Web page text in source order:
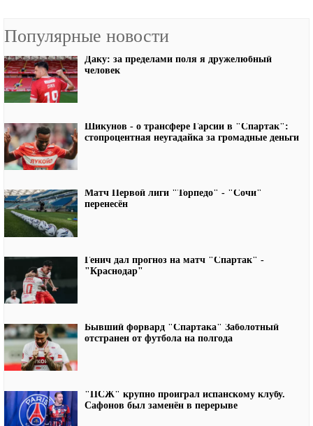
Популярные новости
Даку: за пределами поля я дружелюбный
человек
Шикунов - о трансфере Гарсии в "Спартак":
стопроцентная неугадайка за громадные деньги
Матч Первой лиги "Торпедо" - "Сочи"
перенесён
Генич дал прогноз на матч "Спартак" -
"Краснодар"
Бывший форвард "Спартака" Заболотный
отстранен от футбола на полгода
"ПСЖ" крупно проиграл испанскому клубу.
Сафонов был заменён в перерыве